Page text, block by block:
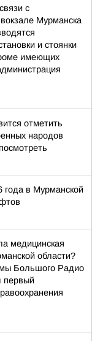
с
Мурманска
и стоянки
имеющих
отметить
народов
года в Мурманской
медицинская
области?
Большого Радио
первый